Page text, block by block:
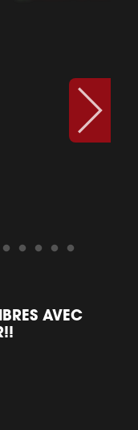
AVEC